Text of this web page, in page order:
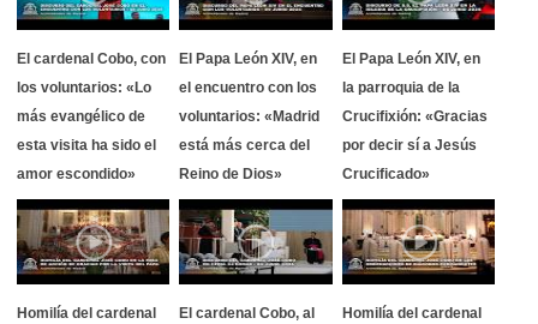
El cardenal Cobo, con
los voluntarios: «Lo
más evangélico de
esta visita ha sido el
amor escondido»
El Papa León XIV, en
el encuentro con los
voluntarios: «Madrid
está más cerca del
Reino de Dios»
El Papa León XIV, en
la parroquia de la
Crucifixión: «Gracias
por decir sí a Jesús
Crucificado»
Homilía del cardenal
El cardenal Cobo, al
Homilía del cardenal